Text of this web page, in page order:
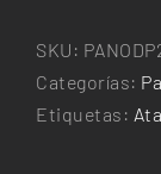
SKU:
Categorías:
Etiquetas: